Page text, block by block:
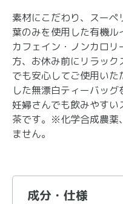
素材にこだわり、スー
葉のみを使用した有機
カフェイン・ノンカロ
方、お休み前にリラッ
でも安心してご使用い
した無漂白ティーバッグ
妊婦さんでも飲みやすい
茶です。※化学合成農薬
ません。
成分・仕様